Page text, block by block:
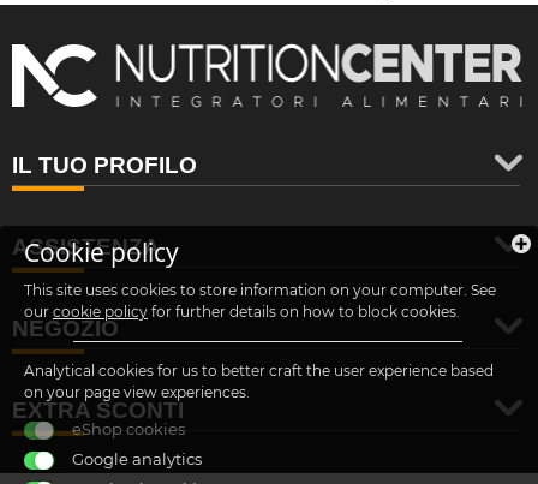
IL TUO PROFILO
ASSISTENZA
NEGOZIO
EXTRA SCONTI
Cookie policy
This site uses cookies to store information on your computer. See
our cookie policy for further details on how to block cookies.
Analytical cookies for us to better craft the user experience based
on your page view experiences.
eShop cookies
Google analytics